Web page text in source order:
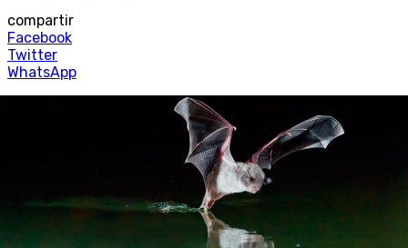
compartir
Facebook
Twitter
WhatsApp